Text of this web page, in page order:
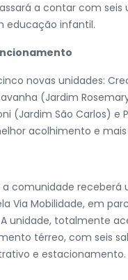
a contar com seis
educação infantil.
novas unidades:
(Jardim
(Jardim São Carlos)
acolhimento e
a comunidade
Via Mobilidade, em
A unidade, totalmente
térreo, com seis
e